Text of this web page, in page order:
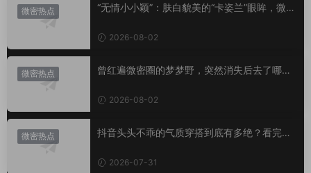
微密热点
“无情小小颖”：肤白貌美的“卡姿兰”眼眸，微密
2026-08-02
微密热点
曾红遍微密圈的梦梦野，突然消失后去了哪
2026-08-02
微密热点
抖音头头不乖的气质穿搭到底有多绝？看完想
2026-07-31